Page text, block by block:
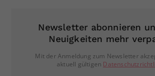
Newsletter abonnieren
Neuigkeiten mehr
Mit der Anmeldung zum Newsletter
aktuell gültigen